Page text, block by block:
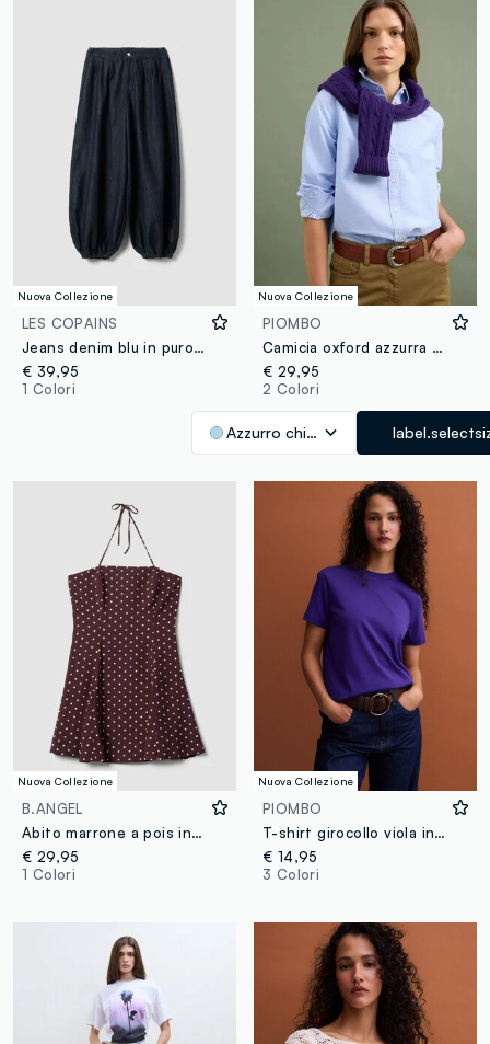
Nuova Collezione
LES COPAINS
Jeans denim blu in puro cotone balloon fit
€ 39,95
1 Colori
Nuova Collezione
PIOMBO
Camicia oxford azzurra in puro cotone comfort fit
€ 29,95
2 Colori
Azzurro chiaro
Nuova Collezione
B.ANGEL
Abito marrone a pois in misto viscosa
€ 29,95
1 Colori
Nuova Collezione
PIOMBO
T-shirt girocollo viola in puro cotone Supima regular fit
€ 14,95
3 Colori